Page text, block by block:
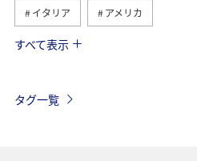
イタリア アメリカ
グルメ
すべて表示
タグ一覧